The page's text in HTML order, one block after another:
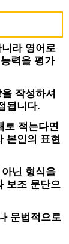
라 영어로
력을 평가
작성하셔
됩니다.
로 적는다면
본인의 표현
닌 형식을
보조 문단으
문법적으로